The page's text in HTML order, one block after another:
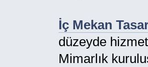
İç Mekan
düzeyde
Mimarlık